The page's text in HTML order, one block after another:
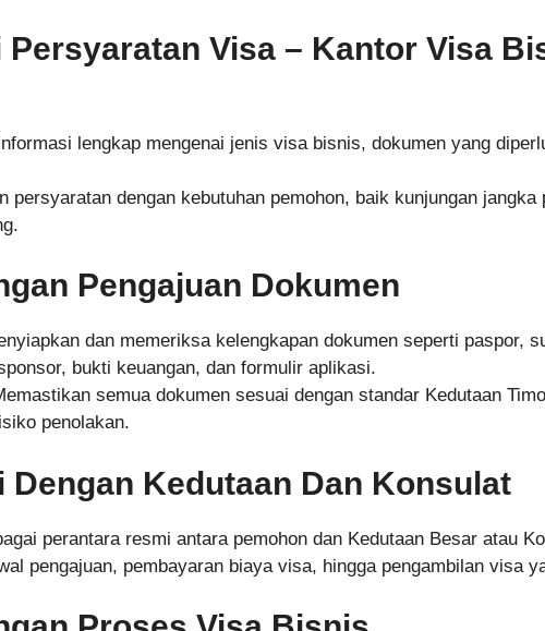
Visa – Kantor Visa
lengkap mengenai jenis visa bisnis, dokumen yang
persyaratan dengan kebutuhan pemohon, baik kunjungan jangka
Pengajuan Dokumen
dan memeriksa kelengkapan dokumen seperti paspor,
bukti keuangan, dan formulir aplikasi.
semua dokumen sesuai dengan standar Kedutaan
penolakan.
Dengan Kedutaan Dan Konsulat
perantara resmi antara pemohon dan Kedutaan Besar atau
pengajuan, pembayaran biaya visa, hingga pengambilan visa